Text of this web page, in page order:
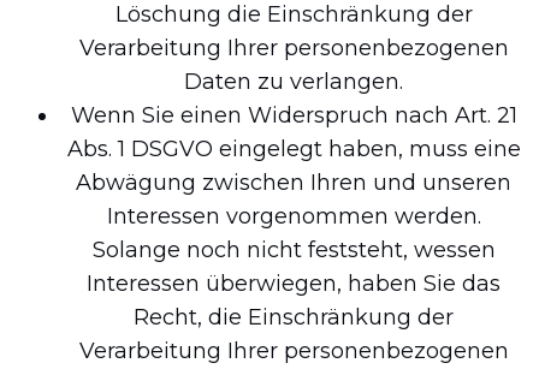
Löschung die Einschränkung der
Verarbeitung Ihrer personenbezogenen
Daten zu verlangen.
Wenn Sie einen Widerspruch nach Art. 21
Abs. 1 DSGVO eingelegt haben, muss eine
Abwägung zwischen Ihren und unseren
Interessen vorgenommen werden.
Solange noch nicht feststeht, wessen
Interessen überwiegen, haben Sie das
Recht, die Einschränkung der
Verarbeitung Ihrer personenbezogenen